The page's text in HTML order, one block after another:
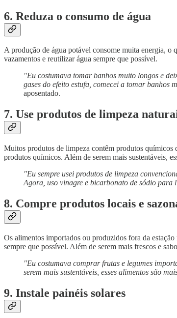
6. Reduza o consumo de água
A produção de água potável consome muita energia, o
vazamentos e reutilizar água sempre que possível.
"Eu costumava tomar banhos muito longos e
gases do efeito estufa, comecei a tomar banhos
aposentado.
7. Use produtos de limpeza
Muitos produtos de limpeza contêm produtos químicos
produtos químicos. Além de serem mais sustentáveis,
"Eu sempre usei produtos de limpeza
Agora, uso vinagre e bicarbonato de sódio
8. Compre produtos locais e
Os alimentos importados ou produzidos fora da
sempre que possível. Além de serem mais frescos e
"Eu costumava comprar frutas e legumes
serem mais sustentáveis, esses alimentos são
9. Instale painéis solares